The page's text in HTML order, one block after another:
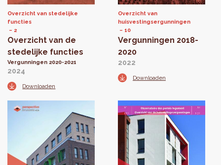
Overzicht van stedelijke
functies
2
Overzicht van de
stedelijke functies
Vergunningen 2020-2021
2024
Downloaden
Overzicht van
huisvestingsergunningen
10
Vergunningen 2018-
2020
2022
Downloaden